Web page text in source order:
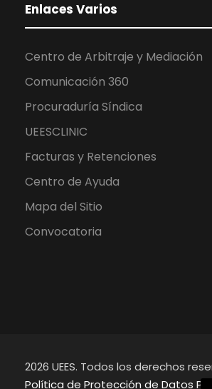
Enlaces Varios
Centro de Arbitraje y Mediación
Comunicación 360
Procuraduría Síndica
UEESCLINIC
Facturas y Retenciones
Centro de Ayuda
Mapa del Sitio
Convocatoria
2026 UEES. Todos los derechos
Política de Protección de Datos